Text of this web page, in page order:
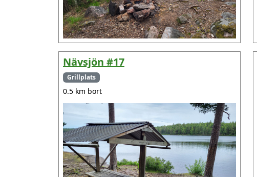
Nävsjön #17
Grillplats
0.5 km bort